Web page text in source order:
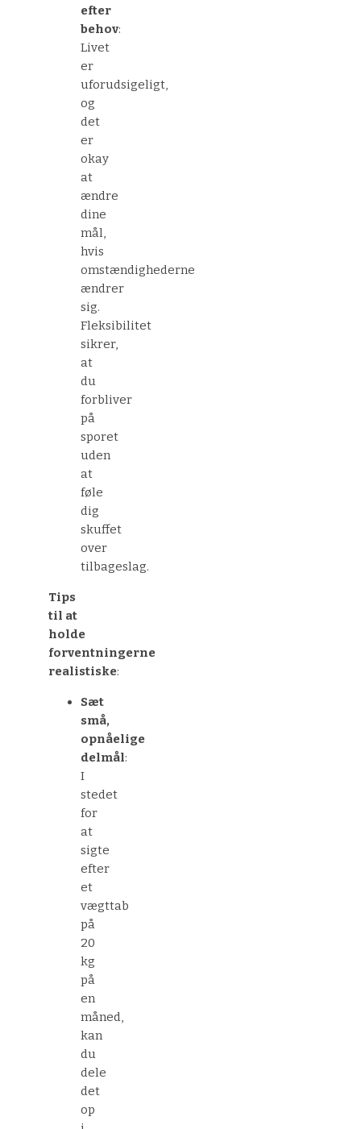
efter
behov:
Livet
er
uforudsigeligt,
og
det
er
okay
at
ændre
dine
mål,
hvis
omstændighederne
ændrer
sig.
Fleksibilitet
sikrer,
at
du
forbliver
på
sporet
uden
at
føle
dig
skuffet
over
tilbageslag.
Tips
til at
holde
forventningerne
realistiske:
Sæt
små,
opnåelige
delmål:
I
stedet
for
at
sigte
efter
et
vægttab
på
20
kg
på
en
måned,
kan
du
dele
det
op